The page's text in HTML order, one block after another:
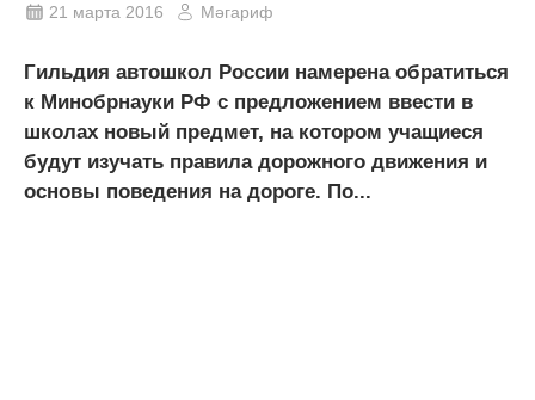
21 марта 2016 Мәгариф
Гильдия автошкол России намерена обратиться
к Минобрнауки РФ с предложением ввести в
школах новый предмет, на котором учащиеся
будут изучать правила дорожного движения и
основы поведения на дороге. По...